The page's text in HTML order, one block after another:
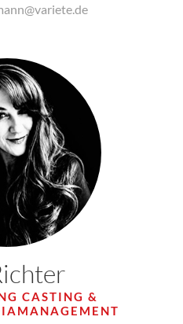
CASTING &
hinzugefügt haben, kann hierfür